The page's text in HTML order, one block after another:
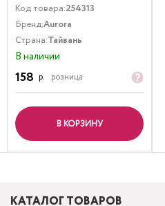
Код товара:254313
Бренд:Aurora
Страна:Тайвань
В наличии
158 р. розница
В КОРЗИНУ
КАТАЛОГ ТОВАРОВ